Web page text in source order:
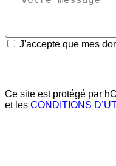
J'accepte que mes
Ce site est protégé par
et les CONDITIONS